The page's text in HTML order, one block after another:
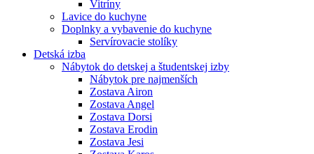
Vitríny
Lavice do kuchyne
Doplnky a vybavenie do kuchyne
Servírovacie stolíky
Detská izba
Nábytok do detskej a študentskej izby
Nábytok pre najmenších
Zostava Airon
Zostava Angel
Zostava Dorsi
Zostava Erodin
Zostava Jesi